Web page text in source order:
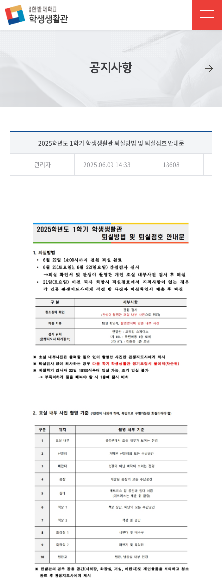
공지사항
2025학년도 1학기 학생생활관 퇴실방법 및 퇴실점호 안내문
관리자 2025.06.09 14:33 18608